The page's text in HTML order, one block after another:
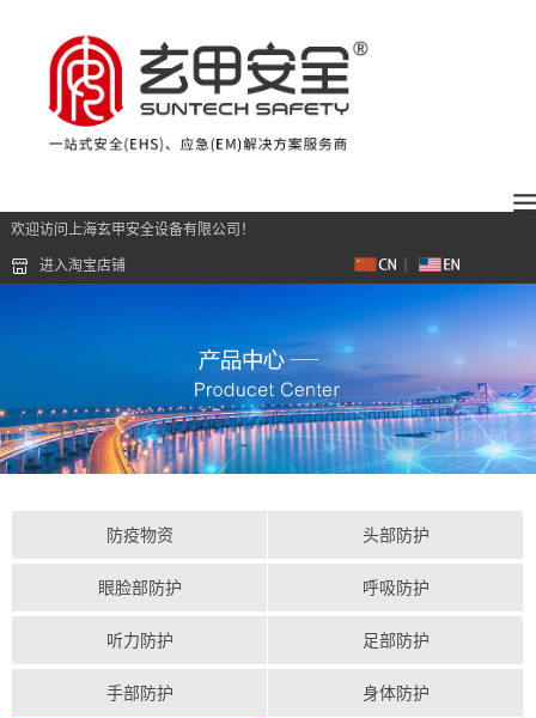
欢迎访问上海玄甲安全设备有限公司！
进入淘宝店铺
防疫物资 头部防护
眼脸部防护 呼吸防护
听力防护 足部防护
手部防护 身体防护